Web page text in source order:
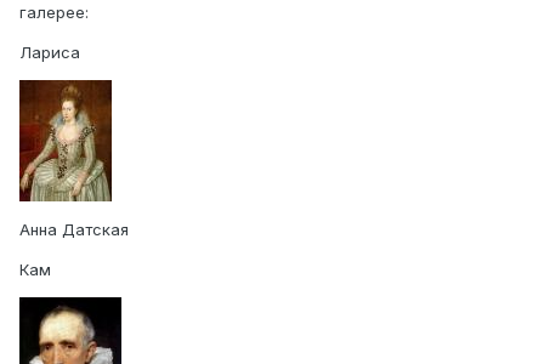
галерее:
Лариса
Анна Датская
Кам